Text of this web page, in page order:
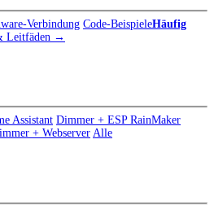
Verbindung Code-BeispieleHäufig
Leitfäden →
Assistant Dimmer + ESP RainMaker
+ Webserver Alle